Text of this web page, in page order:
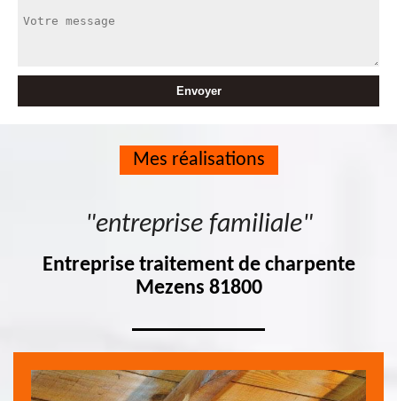
Mes réalisations
"entreprise familiale"
Entreprise traitement de charpente
Mezens 81800